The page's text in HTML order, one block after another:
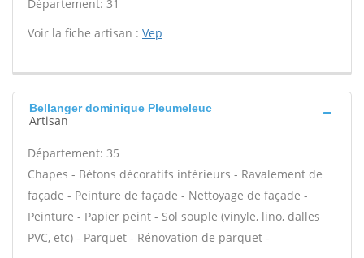
Département: 31
Voir la fiche artisan : Vep
Bellanger dominique Pleumeleuc
Artisan
Département: 35
Chapes - Bétons décoratifs intérieurs - Ravalement de
façade - Peinture de façade - Nettoyage de façade -
Peinture - Papier peint - Sol souple (vinyle, lino, dalles
PVC, etc) - Parquet - Rénovation de parquet -